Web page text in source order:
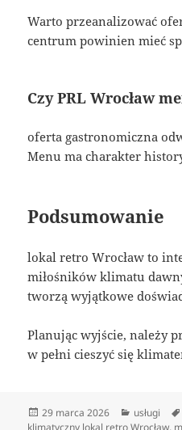
Warto przeanalizować
centrum powinien mieć
Czy PRL Wrocław
oferta gastronomiczna
Menu ma charakter
Podsumowanie
lokal retro Wrocław to
miłośników klimatu
tworzą wyjątkowe
Planując wyjście, należy
w pełni cieszyć się
Data
publikacji
29 marca 2026 Kategorie
usługi
klimatyczny lokal retro Wrocław,